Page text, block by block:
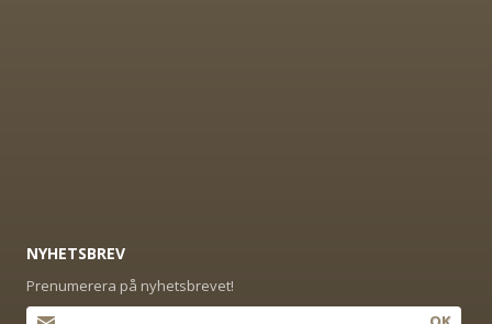
NYHETSBREV
Prenumerera på nyhetsbrevet!